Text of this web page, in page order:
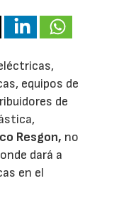
equipos de
de
Resgon, no
dará a
en el